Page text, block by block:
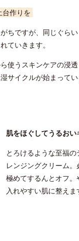
台作りを
ちですが、同じぐら
ていきます。
使うスキンケアの浸
サイクルが始まって
肌をほぐしてうるお
とろけるような至福
レンジングクリーム
極めてするんとオフ
入れやすい肌に整えま